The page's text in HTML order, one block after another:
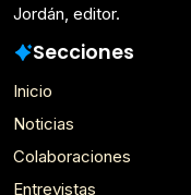
Jordán, editor.
Secciones
Inicio
Noticias
Colaboraciones
Entrevistas